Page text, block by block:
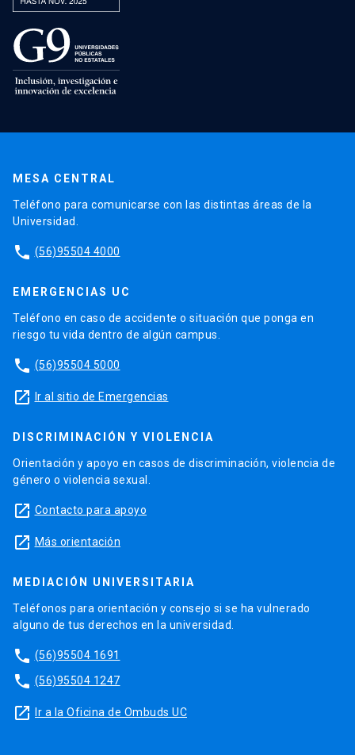
MESA CENTRAL
Teléfono para comunicarse con las distintas áreas de la
Universidad.
phone (56)95504 4000
EMERGENCIAS UC
Teléfono en caso de accidente o situación que ponga en
riesgo tu vida dentro de algún campus.
phone (56)95504 5000
launch Ir al sitio de Emergencias
DISCRIMINACIÓN Y VIOLENCIA
Orientación y apoyo en casos de discriminación, violencia de
género o violencia sexual.
launch Contacto para apoyo
launch Más orientación
MEDIACIÓN UNIVERSITARIA
Teléfonos para orientación y consejo si se ha vulnerado
alguno de tus derechos en la universidad.
phone (56)95504 1691
phone (56)95504 1247
launch Ir a la Oficina de Ombuds UC